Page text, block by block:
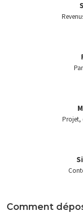
Projet,
Comment